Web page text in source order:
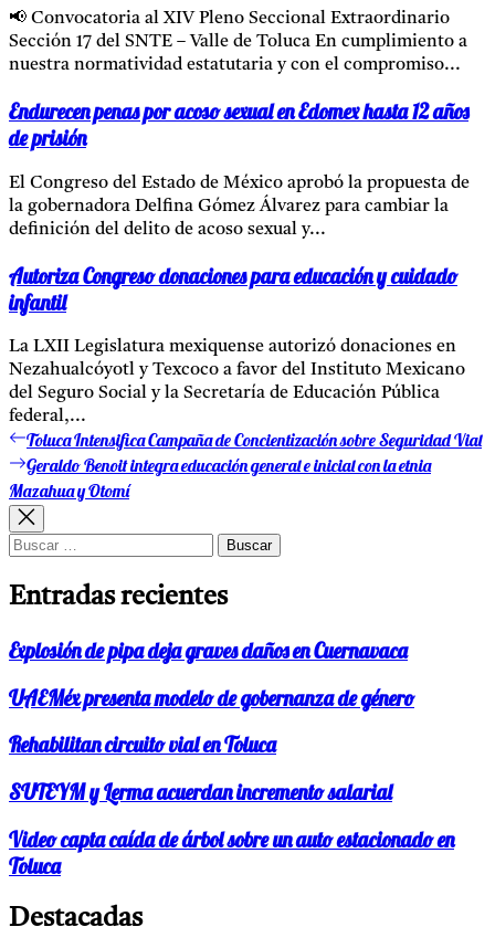
📢 Convocatoria al XIV Pleno Seccional Extraordinario
Sección 17 del SNTE – Valle de Toluca En cumplimiento a
nuestra normatividad estatutaria y con el compromiso...
Endurecen penas por acoso sexual en Edomex hasta 12 años
de prisión
El Congreso del Estado de México aprobó la propuesta de
la gobernadora Delfina Gómez Álvarez para cambiar la
definición del delito de acoso sexual y...
Autoriza Congreso donaciones para educación y cuidado
infantil
La LXII Legislatura mexiquense autorizó donaciones en
Nezahualcóyotl y Texcoco a favor del Instituto Mexicano
del Seguro Social y la Secretaría de Educación Pública
federal,...
Navegación
de
entradas
Entrada
anterior:
Toluca Intensifica Campaña de Concientización sobre Seguridad Vial
Entrada
siguiente:
Geraldo Benoit integra educación general e inicial con la etnia
Mazahua y Otomí
Buscar:
Entradas recientes
Explosión de pipa deja graves daños en Cuernavaca
UAEMéx presenta modelo de gobernanza de género
Rehabilitan circuito vial en Toluca
SUTEYM y Lerma acuerdan incremento salarial
Video capta caída de árbol sobre un auto estacionado en
Toluca
Destacadas